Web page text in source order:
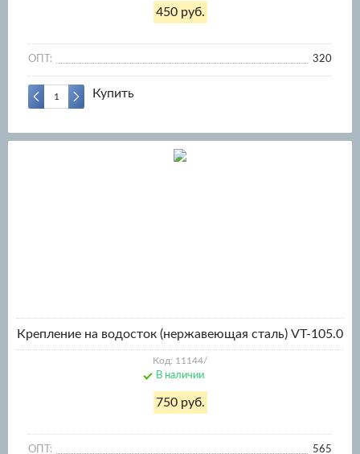
450 руб.
ОПТ: 320
Купить
Крепление на водосток (нержавеющая сталь) VT-105.0
Код: 11144/
В наличии
750 руб.
ОПТ: 565